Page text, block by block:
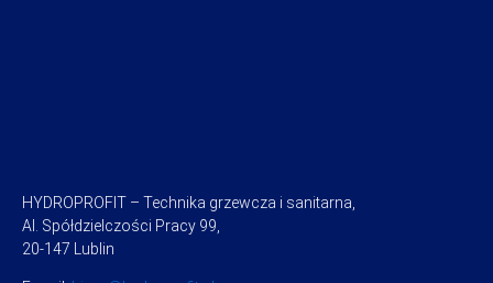
HYDROPROFIT – Technika grzewcza i sanitarna,
Al. Spółdzielczości Pracy 99,
20-147 Lublin